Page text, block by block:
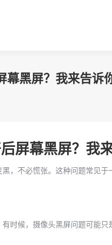
黑屏？我来告诉
屏幕黑屏？我
，不必慌张。这种问题常见
时候，摄像头黑屏问题可能